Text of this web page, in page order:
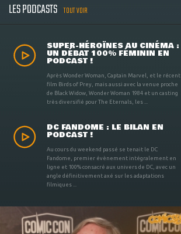
LES PODCASTS TOUT VOIR
SUPER-HÉROÏNES AU CINÉMA :
UN DÉBAT 100% FÉMININ EN
PODCAST !
Après Wonder Woman, Captain Marvel, et le récent
film Birds of Prey, mais aussi avec la venue proche
de Black Widow, Wonder Woman 1984 et un casting
très diversifié pour The Eternals, les ...
DC FANDOME : LE BILAN EN
PODCAST !
Au cours du weekend passé se tenait le DC
Fandome, premier évènement intégralement en
ligne et 100% consacré aux univers de DC, avec un
angle définitivement axé sur les adaptations
filmiques ...